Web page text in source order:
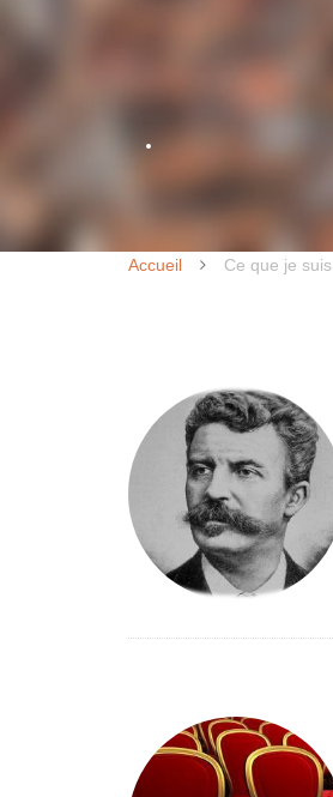
Accueil Ce que je suis